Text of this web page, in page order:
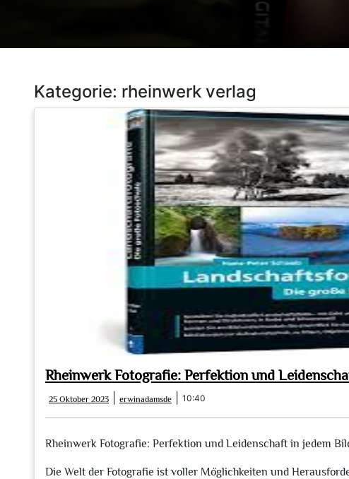
Kategorie: rheinwerk verlag
Rheinwerk Fotografie: Perfektion und
25 Oktober 2023
Oktober
2023
erwinadamsde erwinadamsde
10:40
Rheinwerk Fotografie: Perfektion und Leidenschaft in jedem
Die Welt der Fotografie ist voller Möglichkeiten und